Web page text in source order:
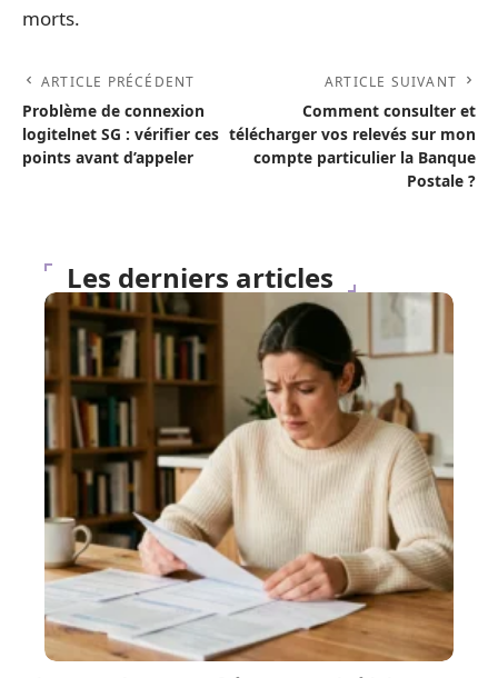
morts.
ARTICLE PRÉCÉDENT
Problème de connexion
logitelnet SG : vérifier ces
points avant d’appeler
ARTICLE SUIVANT
Comment consulter et
télécharger vos relevés sur mon
compte particulier la Banque
Postale ?
Les derniers articles